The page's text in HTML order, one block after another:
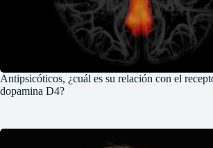
Antipsicóticos, ¿cuál es su relación con el
dopamina D4?